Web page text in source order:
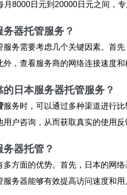
月8000日元到20000日元之间，
器托管服务？
服务需要考虑几个关键因素。首
，查看服务商的网络连接速度
日本服务器托管服务？
服务时，可以通过多种渠道进行
户咨询，从而获取真实的使用
器托管？
多方面的优势。首先，日本的网
务器能够有效提高访问速度和